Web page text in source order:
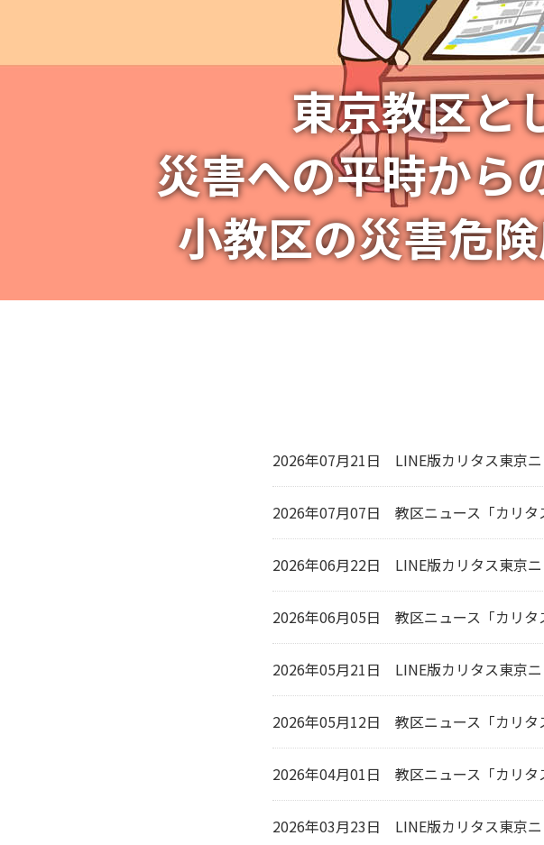
東京教区と
災害への平時から
小教区の災害危
すべてのいのちが
目
2026年07月21日 LINE版カリタス東京
2026年07月07日 教区ニュース「カリタ
2026年06月22日 LINE版カリタス東京
2026年06月05日 教区ニュース「カリタ
2026年05月21日 LINE版カリタス東京
2026年05月12日 教区ニュース「カリタ
2026年04月01日 教区ニュース「カリタ
2026年03月23日 LINE版カリタス東京